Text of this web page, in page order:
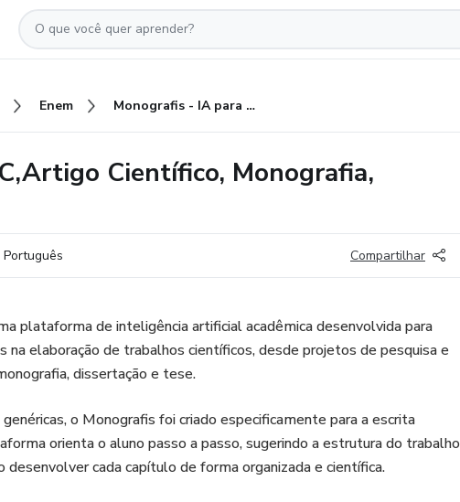
Enem Monografis - IA para TCC,Artigo Científico, Monografia, Dissertação e Tese
Científico, Monografia,
Português Compartilhar
plataforma de inteligência artificial acadêmica desenvolvida para
na elaboração de trabalhos científicos, desde projetos de pesquisa e
dissertação e tese.
o Monografis foi criado especificamente para a escrita
orienta o aluno passo a passo, sugerindo a estrutura do trabalho
desenvolver cada capítulo de forma organizada e científica.